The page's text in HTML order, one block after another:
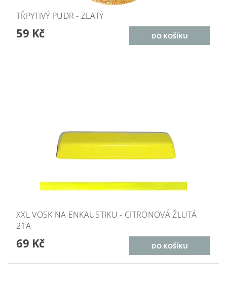
TŘPYTIVÝ PUDR - ZLATÝ
59 Kč
XXL VOSK NA ENKAUSTIKU - CITRONOVÁ ŽLUTÁ
21A
69 Kč